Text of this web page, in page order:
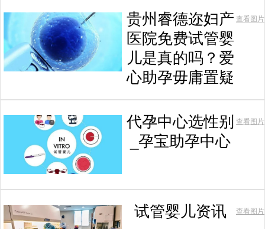
贵州睿德迩妇产
医院免费试管婴
儿是真的吗？爱
心助孕毋庸置疑
查看图片
代孕中心选性别
_孕宝助孕中心
查看图片
试管婴儿资讯 查看图片